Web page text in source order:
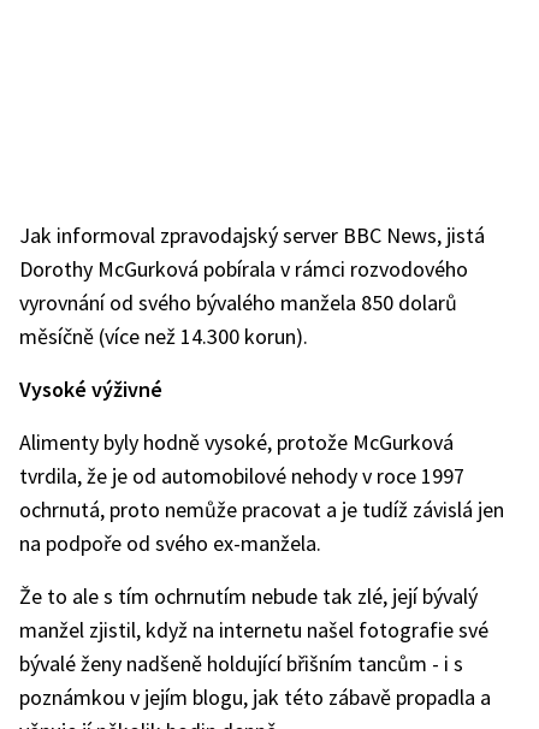
Jak informoval zpravodajský server BBC News, jistá
Dorothy McGurková pobírala v rámci rozvodového
vyrovnání od svého bývalého manžela 850 dolarů
měsíčně (více než 14.300 korun).
Vysoké výživné
Alimenty byly hodně vysoké, protože McGurková
tvrdila, že je od automobilové nehody v roce 1997
ochrnutá, proto nemůže pracovat a je tudíž závislá jen
na podpoře od svého ex-manžela.
Že to ale s tím ochrnutím nebude tak zlé, její bývalý
manžel zjistil, když na internetu našel fotografie své
bývalé ženy nadšeně holdující břišním tancům - i s
poznámkou v jejím blogu, jak této zábavě propadla a